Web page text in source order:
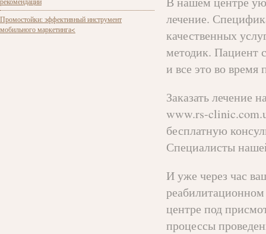
Промостойки: эффективный инструмент
мобильного маркетинга<
лечение.
качественных
методик. Пациент
и все это во время
Заказать лечение
www.rs-
бесплатную
Специалисты
И уже через час
центре под
процессы